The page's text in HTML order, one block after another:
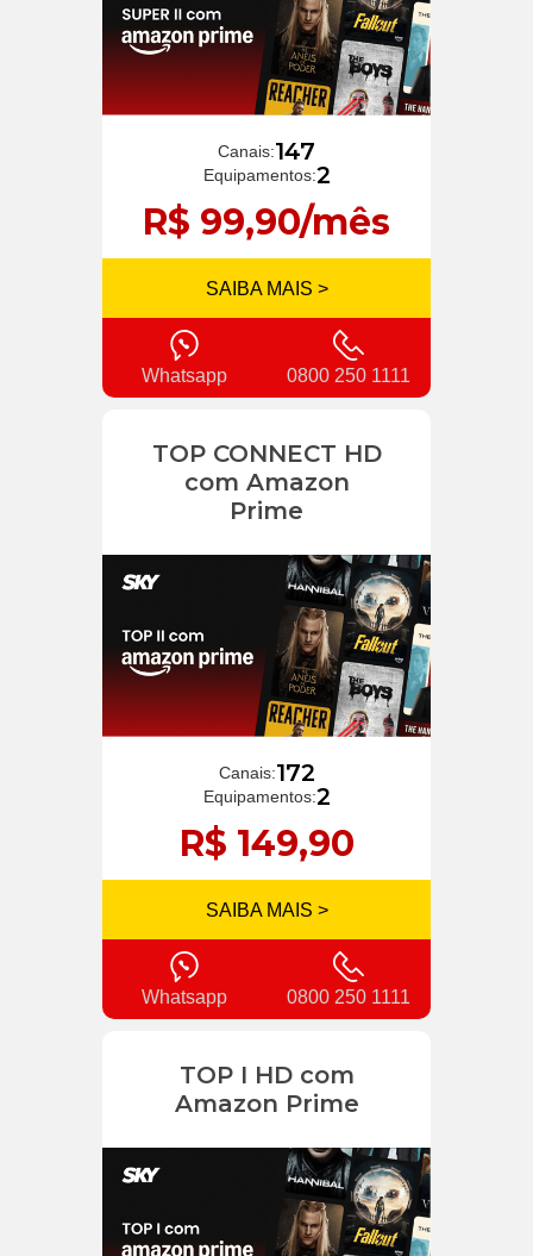
Canais:147
Equipamentos:2
R$ 99,90/mês
SAIBA MAIS >
Whatsapp 0800 250 1111
TOP CONNECT HD
com Amazon
Prime
Canais:172
Equipamentos:2
R$ 149,90
SAIBA MAIS >
Whatsapp 0800 250 1111
TOP I HD com
Amazon Prime